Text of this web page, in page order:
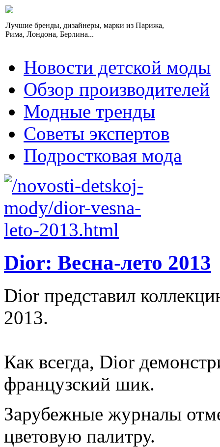
Лучшие бренды, дизайнеры, марки из Парижа,
Рима, Лондона, Берлина...
Новости детской моды
Обзор производителей
Модные тренды
Советы экспертов
Подростковая мода
Dior: Весна-лето 2013
Dior представил
2013.
Как всегда, Dior
французский шик.
Зарубежные журналы
цветовую палитру.